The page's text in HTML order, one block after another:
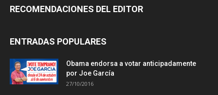
RECOMENDACIONES DEL EDITOR
ENTRADAS POPULARES
Obama endorsa a votar anticipadamente
por Joe García
27/10/2016